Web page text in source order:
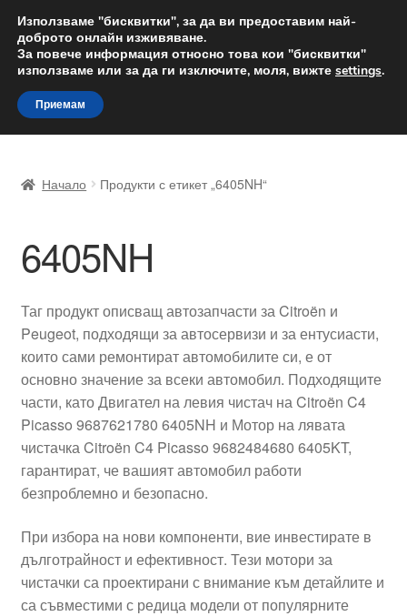
ДОСТАВКА от 12 лв.
Доставка по целия свят
Skip
to
navigation
Skip
to
content
Доставка по целия свят
Жалби
Количка
Контакт
Моята сметка
Плащанията
Политика за поверителност
Правила и условия
Начало Продукти с етикет „6405NH“
6405NH
Таг продукт описващ автозапчасти за Citroën и
Peugeot, подходящи за автосервизи и за ентусиасти,
които сами ремонтират автомобилите си, е от
основно значение за всеки автомобил. Подходящите
части, като Двигател на левия чистач на Citroën C4
Picasso 9687621780 6405NH и Мотор на лявата
чистачка Citroën C4 Picasso 9682484680 6405KT,
гарантират, че вашият автомобил работи
безпроблемно и безопасно.
При избора на нови компоненти, вие инвестирате в
дълготрайност и ефективност. Тези мотори за
чистачки са проектирани с внимание към детайлите и
са съвместими с редица модели от популярните
Използваме "бисквитки", за да ви предоставим най-
доброто онлайн изживяване.
За повече информация относно това кои "бисквитки"
използваме или за да ги изключите, моля, вижте settings.
Приемам